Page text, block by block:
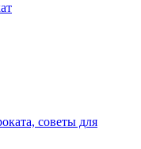
советы для